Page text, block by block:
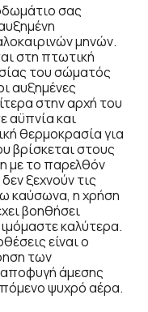
σας
μηνών.
στη πτωτική
του σώματός
αυξημένες
στην αρχή του
αϋπνία και
θερμοκρασία για
βρίσκεται στους
με το παρελθόν
ξεχνούν τις
καύσωνα, η χρήση
βοηθήσει
καλύτερα.
είναι ο
των
αποφυγή άμεσης
ψυχρό αέρα.